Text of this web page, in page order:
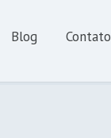
Blog Contato